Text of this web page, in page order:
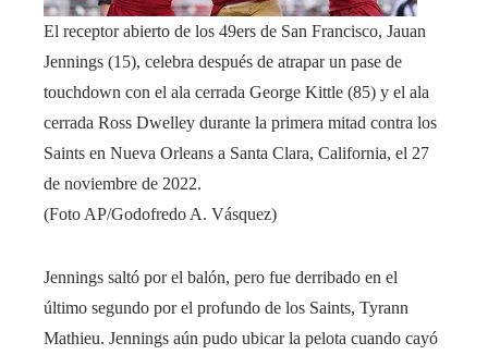
El receptor abierto de los 49ers de San Francisco, Jauan
Jennings (15), celebra después de atrapar un pase de
touchdown con el ala cerrada George Kittle (85) y el ala
cerrada Ross Dwelley durante la primera mitad contra los
Saints en Nueva Orleans a Santa Clara, California, el 27
de noviembre de 2022.
(Foto AP/Godofredo A. Vásquez)
Jennings saltó por el balón, pero fue derribado en el
último segundo por el profundo de los Saints, Tyrann
Mathieu. Jennings aún pudo ubicar la pelota cuando cayó